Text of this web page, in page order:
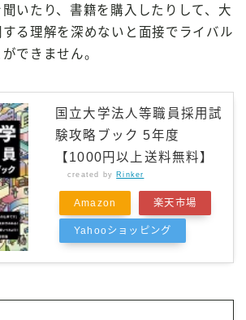
いたり、書籍を購入したりして、大
る理解を深めないと面接でライバル
できません。
国立大学法人等職員採用試
験攻略ブック 5年度
【1000円以上送料無料】
created by Rinker
Amazon 楽天市場
Yahooショッピング